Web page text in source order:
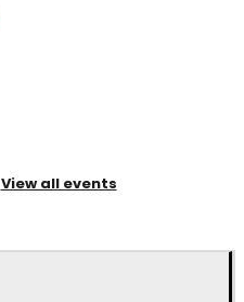
View all events